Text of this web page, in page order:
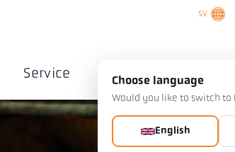
SV
Service Företag
Choose language
Would you like to switch to
English